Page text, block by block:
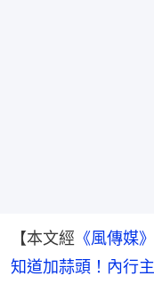
【本文經 《風傳媒》
知道加蒜頭！內行